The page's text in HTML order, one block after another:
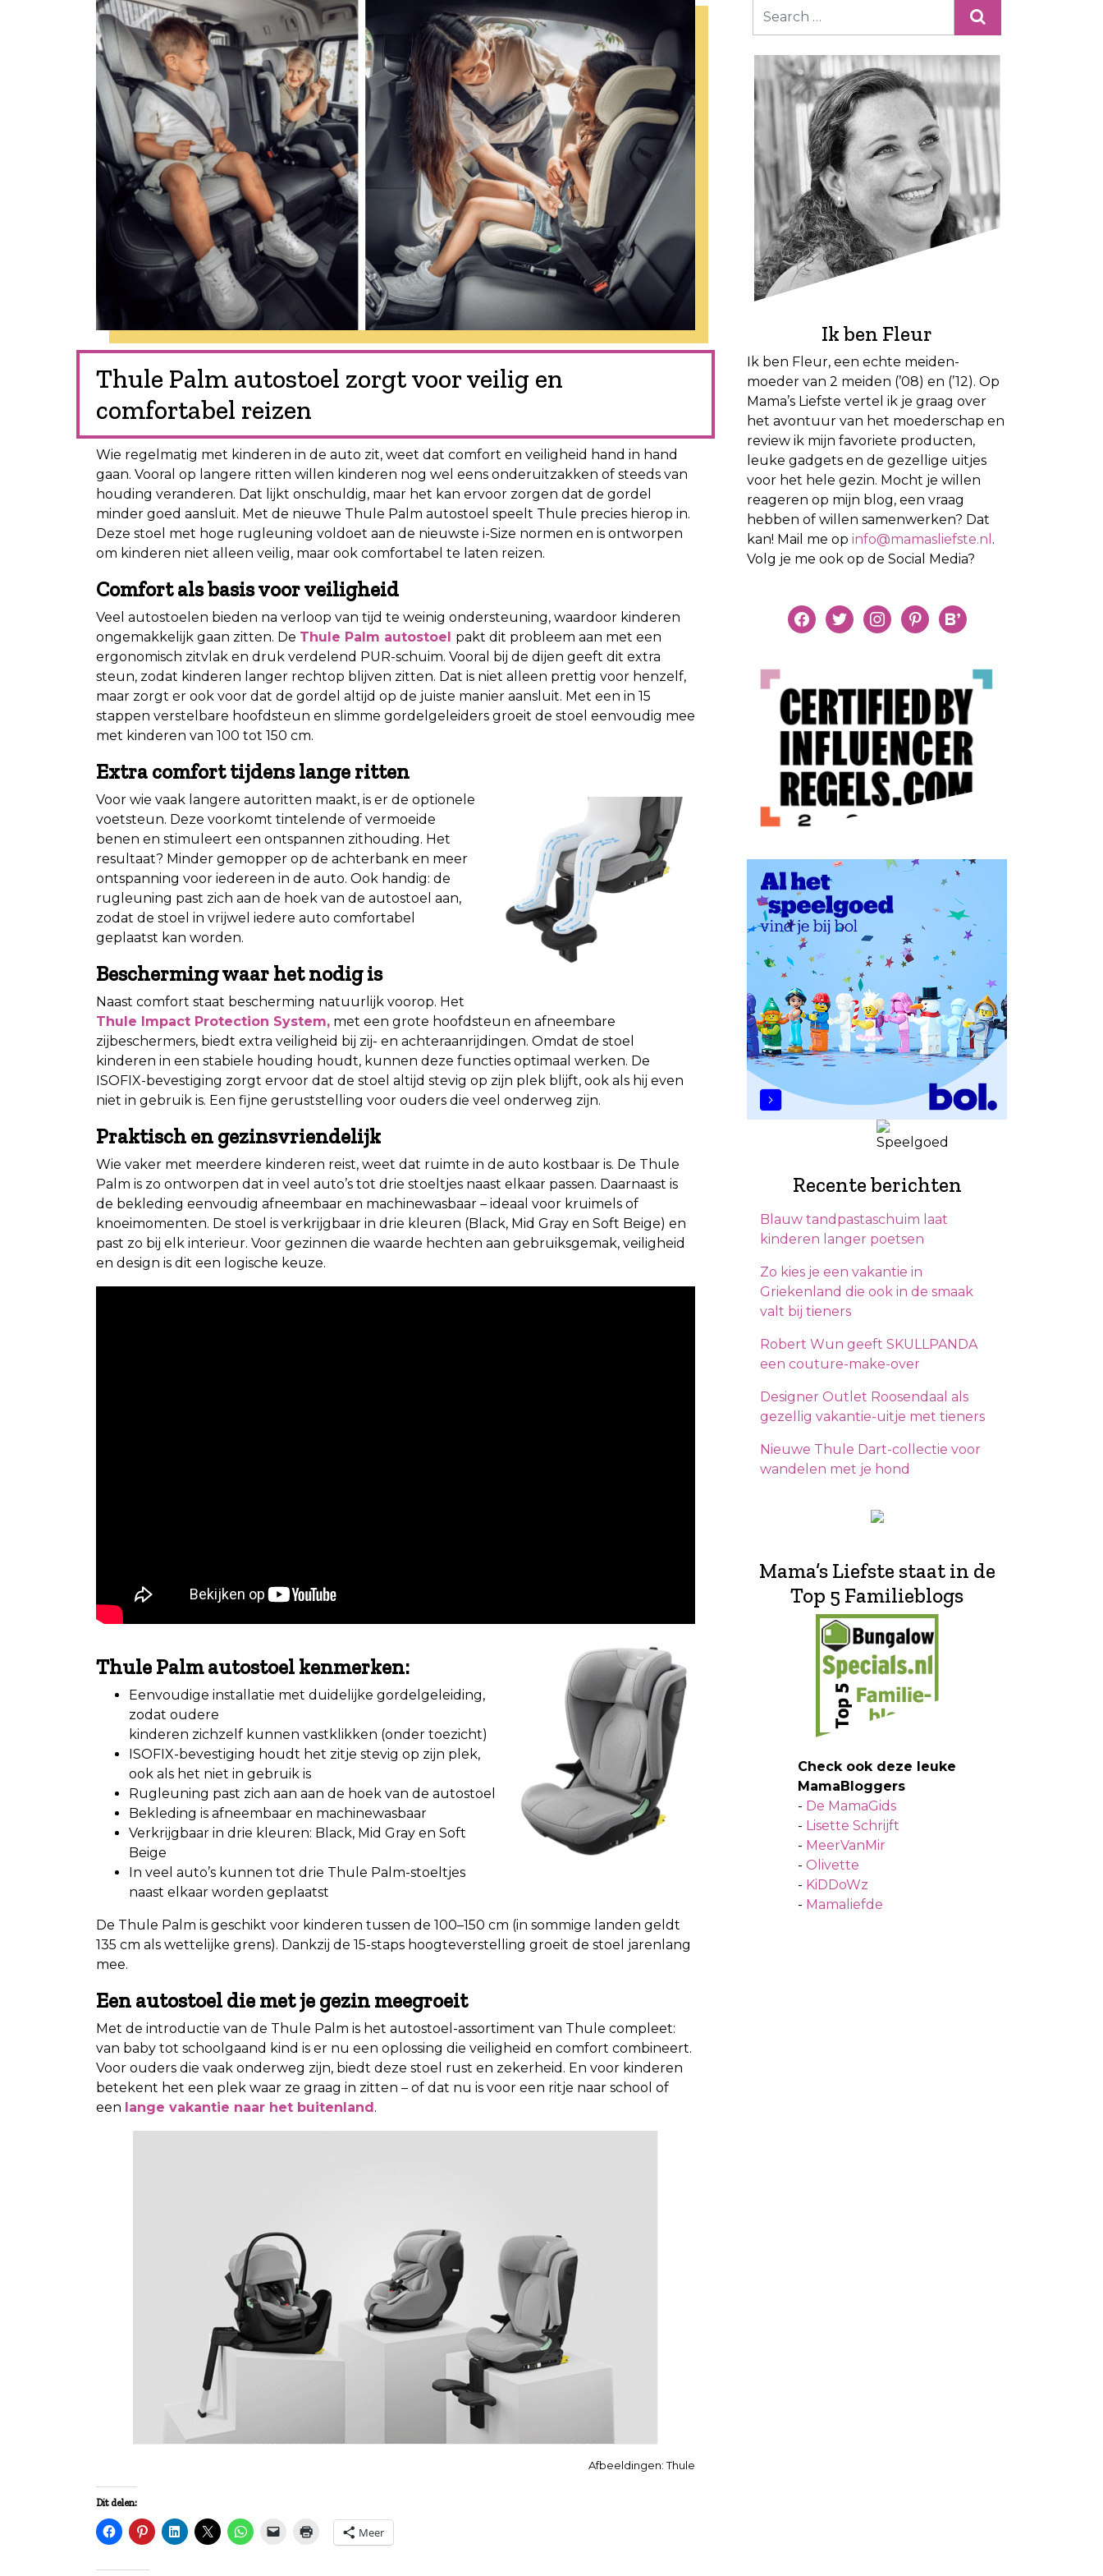
Thule Palm autostoel zorgt voor veilig en
comfortabel reizen
Wie regelmatig met kinderen in de auto zit, weet dat comfort en veiligheid hand in hand
gaan. Vooral op langere ritten willen kinderen nog wel eens onderuitzakken of steeds van
houding veranderen. Dat lijkt onschuldig, maar het kan ervoor zorgen dat de gordel
minder goed aansluit. Met de nieuwe Thule Palm autostoel speelt Thule precies hierop in.
Deze stoel met hoge rugleuning voldoet aan de nieuwste i-Size normen en is ontworpen
om kinderen niet alleen veilig, maar ook comfortabel te laten reizen.
Comfort als basis voor veiligheid
Veel autostoelen bieden na verloop van tijd te weinig ondersteuning, waardoor kinderen
ongemakkelijk gaan zitten. De Thule Palm autostoel pakt dit probleem aan met een
ergonomisch zitvlak en druk verdelend PUR-schuim. Vooral bij de dijen geeft dit extra
steun, zodat kinderen langer rechtop blijven zitten. Dat is niet alleen prettig voor henzelf,
maar zorgt er ook voor dat de gordel altijd op de juiste manier aansluit. Met een in 15
stappen verstelbare hoofdsteun en slimme gordelgeleiders groeit de stoel eenvoudig mee
met kinderen van 100 tot 150 cm.
Extra comfort tijdens lange ritten
Voor wie vaak langere autoritten maakt, is er de optionele
voetsteun. Deze voorkomt tintelende of vermoeide
benen en stimuleert een ontspannen zithouding. Het
resultaat? Minder gemopper op de achterbank en meer
ontspanning voor iedereen in de auto. Ook handig: de
rugleuning past zich aan de hoek van de autostoel aan,
zodat de stoel in vrijwel iedere auto comfortabel
geplaatst kan worden.
Bescherming waar het nodig is
Naast comfort staat bescherming natuurlijk voorop. Het
Thule Impact Protection System, met een grote hoofdsteun en afneembare
zijbeschermers, biedt extra veiligheid bij zij- en achteraanrijdingen. Omdat de stoel
kinderen in een stabiele houding houdt, kunnen deze functies optimaal werken. De
ISOFIX-bevestiging zorgt ervoor dat de stoel altijd stevig op zijn plek blijft, ook als hij even
niet in gebruik is. Een fijne geruststelling voor ouders die veel onderweg zijn.
Praktisch en gezinsvriendelijk
Wie vaker met meerdere kinderen reist, weet dat ruimte in de auto kostbaar is. De Thule
Palm is zo ontworpen dat in veel auto’s tot drie stoeltjes naast elkaar passen. Daarnaast is
de bekleding eenvoudig afneembaar en machinewasbaar – ideaal voor kruimels of
knoeimomenten. De stoel is verkrijgbaar in drie kleuren (Black, Mid Gray en Soft Beige) en
past zo bij elk interieur. Voor gezinnen die waarde hechten aan gebruiksgemak, veiligheid
en design is dit een logische keuze.
Thule Palm autostoel kenmerken:
Eenvoudige installatie met duidelijke gordelgeleiding,
zodat oudere
kinderen zichzelf kunnen vastklikken (onder toezicht)
ISOFIX-bevestiging houdt het zitje stevig op zijn plek,
ook als het niet in gebruik is
Rugleuning past zich aan aan de hoek van de autostoel
Bekleding is afneembaar en machinewasbaar
Verkrijgbaar in drie kleuren: Black, Mid Gray en Soft
Beige
In veel auto’s kunnen tot drie Thule Palm-stoeltjes
naast elkaar worden geplaatst
De Thule Palm is geschikt voor kinderen tussen de 100–150 cm (in sommige landen geldt
135 cm als wettelijke grens). Dankzij de 15-staps hoogteverstelling groeit de stoel jarenlang
mee.
Een autostoel die met je gezin meegroeit
Met de introductie van de Thule Palm is het autostoel-assortiment van Thule compleet:
van baby tot schoolgaand kind is er nu een oplossing die veiligheid en comfort combineert.
Voor ouders die vaak onderweg zijn, biedt deze stoel rust en zekerheid. En voor kinderen
betekent het een plek waar ze graag in zitten – of dat nu is voor een ritje naar school of
een lange vakantie naar het buitenland .
Afbeeldingen: Thule
Dit delen:
Meer
Ik ben Fleur
Ik ben Fleur, een echte meiden-
moeder van 2 meiden (’08) en (’12). Op
Mama’s Liefste vertel ik je graag over
het avontuur van het moederschap en
review ik mijn favoriete producten,
leuke gadgets en de gezellige uitjes
voor het hele gezin. Mocht je willen
reageren op mijn blog, een vraag
hebben of willen samenwerken? Dat
kan! Mail me op info@mamasliefste.nl .
Volg je me ook op de Social Media?
facebooktwitterinstagrampinterestbloglovin
Recente berichten
Blauw tandpastaschuim laat
kinderen langer poetsen
Zo kies je een vakantie in
Griekenland die ook in de smaak
valt bij tieners
Robert Wun geeft SKULLPANDA
een couture-make-over
Designer Outlet Roosendaal als
gezellig vakantie-uitje met tieners
Nieuwe Thule Dart-collectie voor
wandelen met je hond
Mama’s Liefste staat in de
Top 5 Familieblogs
Check ook deze leuke
MamaBloggers
- De MamaGids
- Lisette Schrijft
- MeerVanMir
- Olivette
- KiDDoWz
- Mamaliefde